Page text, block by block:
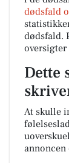
dødsfald
dødsfald.
oversigter
Dette
At skulle
annoncen